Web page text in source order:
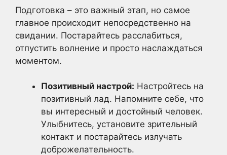
Подготовка – это важный этап, но самое
главное происходит непосредственно на
свидании. Постарайтесь расслабиться,
отпустить волнение и просто наслаждаться
моментом.
Позитивный настрой: Настройтесь на
позитивный лад. Напомните себе, что
вы интересный и достойный человек.
Улыбнитесь, установите зрительный
контакт и постарайтесь излучать
доброжелательность.